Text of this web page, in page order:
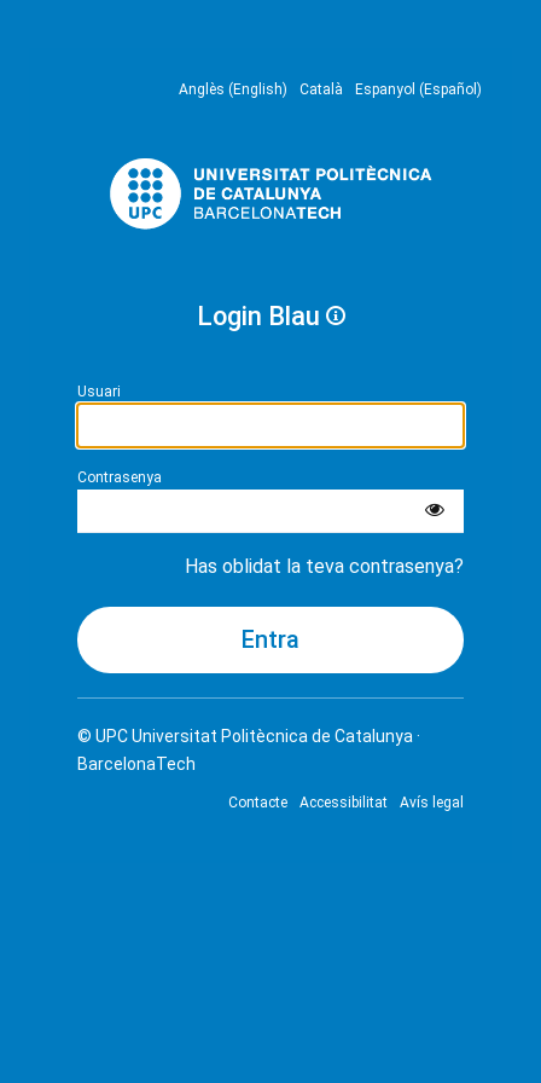
Anglès (English) Català Espanyol (Español)
Login Blau
Usuari
Contrasenya
Has oblidat la teva contrasenya?
© UPCUniversitat Politècnica de Catalunya ·
BarcelonaTech
Contacte Accessibilitat Avís legal